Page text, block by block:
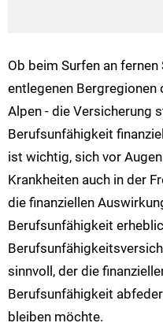
Ob beim Surfen an
entlegenen Bergregionen
Alpen - die Versicherung
Berufsunfähigkeit
ist wichtig, sich vor
Krankheiten auch in der
die finanziellen
Berufsunfähigkeit
sinnvoll, der die
Berufsunfähigkeit
bleiben möchte.